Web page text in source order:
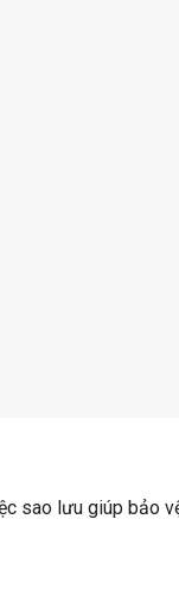
sao lưu giúp bảo